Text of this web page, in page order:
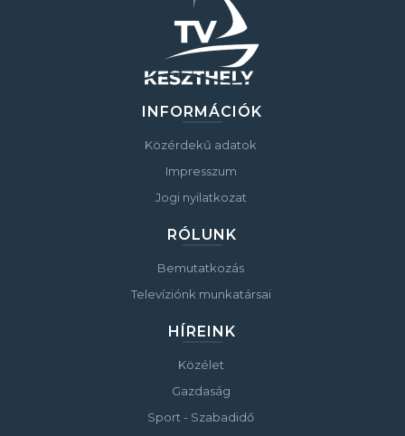
INFORMÁCIÓK
Közérdekű adatok
Impresszum
Jogi nyilatkozat
RÓLUNK
Bemutatkozás
Televíziónk munkatársai
HÍREINK
Közélet
Gazdaság
Sport - Szabadidő